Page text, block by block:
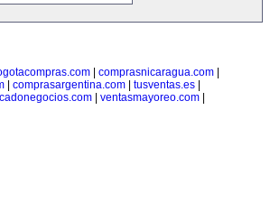
comprasnicaragua.com
| comprasargentina.com| tusventas.es|
ventasmayoreo.com